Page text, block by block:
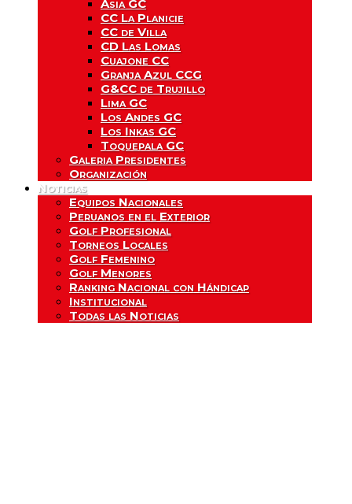
Asia GC
CC La Planicie
CC de Villa
CD Las Lomas
Cuajone CC
Granja Azul CCG
G&CC de Trujillo
Lima GC
Los Andes GC
Los Inkas GC
Toquepala GC
Galeria Presidentes
Organización
Noticias
Equipos Nacionales
Peruanos en el Exterior
Golf Profesional
Torneos Locales
Golf Femenino
Golf Menores
Ranking Nacional con Hándicap
Institucional
Todas las Noticias